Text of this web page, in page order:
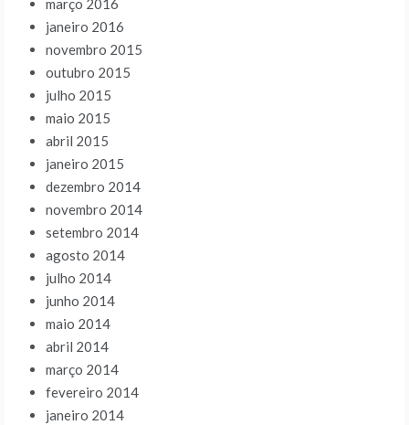
março 2016
janeiro 2016
novembro 2015
outubro 2015
julho 2015
maio 2015
abril 2015
janeiro 2015
dezembro 2014
novembro 2014
setembro 2014
agosto 2014
julho 2014
junho 2014
maio 2014
abril 2014
março 2014
fevereiro 2014
janeiro 2014